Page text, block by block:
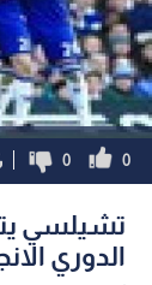
0
0
تشيلسي
الدوري